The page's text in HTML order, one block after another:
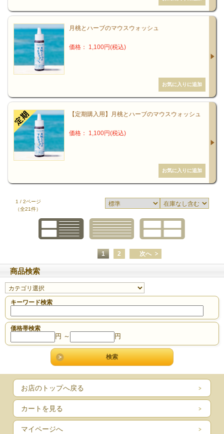
月桃とハーブのマウスウォッシュ
価格： 1,100円(税込)
【定期購入用】月桃とハーブのマウスウォッシュ
価格： 1,100円(税込)
1 / 2ページ
（全21件）
1 2 次へ
商品検索
キーワード検索
価格帯検索
円 ～ 円
お店のトップへ戻る
カートを見る
マイページへ